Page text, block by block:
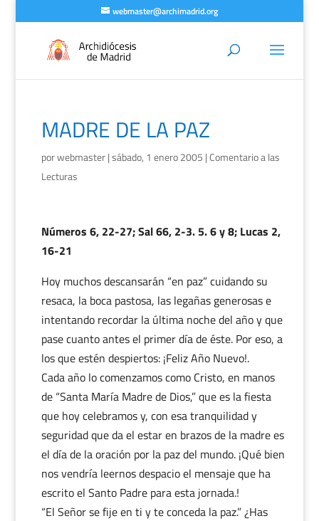
webmaster@archimadrid.org
MADRE DE LA PAZ
porwebmaster|sábado, 1 enero 2005 |Comentario a las
Lecturas
Números 6, 22-27; Sal 66, 2-3. 5. 6 y 8; Lucas 2,
16-21
Hoy muchos descansarán “en paz” cuidando su
resaca, la boca pastosa, las legañas generosas e
intentando recordar la última noche del año y que
pase cuanto antes el primer día de éste. Por eso, a
los que estén despiertos: ¡Feliz Año Nuevo!.
Cada año lo comenzamos como Cristo, en manos
de “Santa María Madre de Dios,” que es la fiesta
que hoy celebramos y, con esa tranquilidad y
seguridad que da el estar en brazos de la madre es
el día de la oración por la paz del mundo. ¡Qué bien
nos vendría leernos despacio el mensaje que ha
escrito el Santo Padre para esta jornada.!
“El Señor se fije en ti y te conceda la paz.” ¿Has